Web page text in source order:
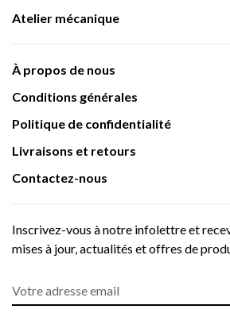
Atelier mécanique
À propos de nous
Conditions générales
Politique de confidentialité
Livraisons et retours
Contactez-nous
Inscrivez-vous à notre infolettre et
mises à jour, actualités et offres de